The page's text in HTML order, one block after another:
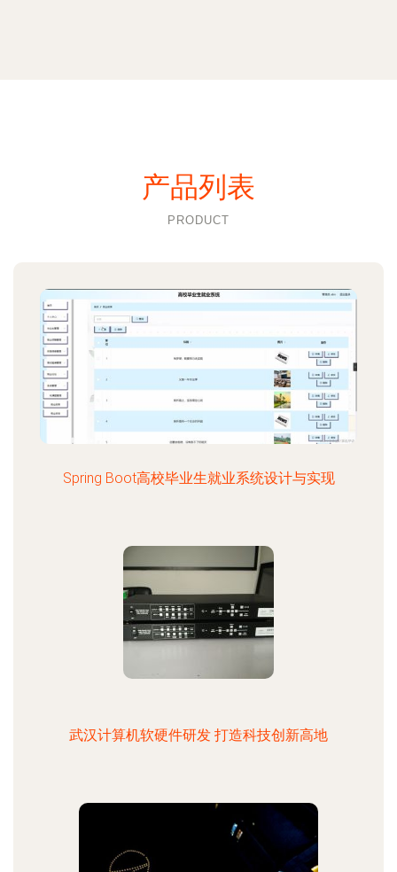
产品列表
PRODUCT
Spring Boot高校毕业生就业系统设计与实现
武汉计算机软硬件研发 打造科技创新高地